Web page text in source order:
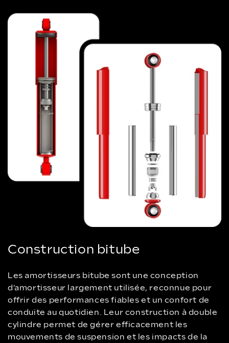
Construction bitube
Les amortisseurs bitube sont une conception
d’amortisseur largement utilisée, reconnue pour
offrir des performances fiables et un confort de
conduite au quotidien. Leur construction à double
cylindre permet de gérer efficacement les
mouvements de suspension et les impacts de la